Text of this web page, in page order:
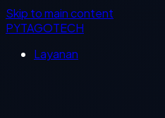
Skip to main content
PYTAGOTECH
Layanan